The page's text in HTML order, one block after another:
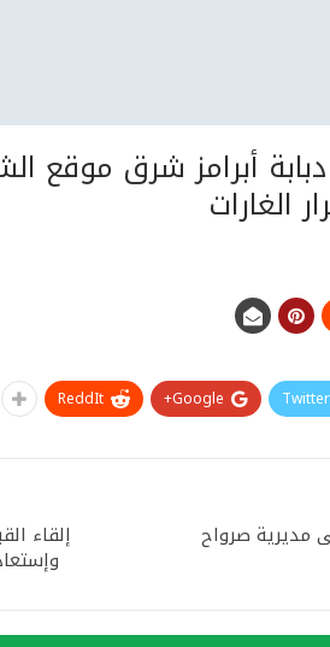
أبرامز شرق موقع
الغارات
Twitter
Google+
ReddIt
مديرية صرواح إلقاء